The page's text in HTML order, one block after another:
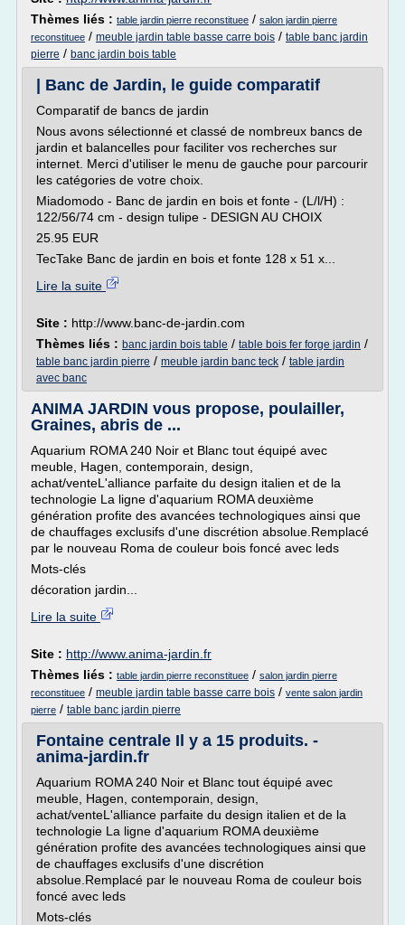
Thèmes liés : table jardin pierre reconstituee / salon jardin pierre
reconstituee / meuble jardin table basse carre bois / table banc jardin
pierre / banc jardin bois table
| Banc de Jardin, le guide comparatif
Comparatif de bancs de jardin
Nous avons sélectionné et classé de nombreux bancs de
jardin et balancelles pour faciliter vos recherches sur
internet. Merci d'utiliser le menu de gauche pour parcourir
les catégories de votre choix.
Miadomodo - Banc de jardin en bois et fonte - (L/l/H) :
122/56/74 cm - design tulipe - DESIGN AU CHOIX
25.95 EUR
TecTake Banc de jardin en bois et fonte 128 x 51 x...
Lire la suite
Site : http://www.banc-de-jardin.com
Thèmes liés : banc jardin bois table / table bois fer forge jardin /
table banc jardin pierre / meuble jardin banc teck / table jardin
avec banc
ANIMA JARDIN vous propose, poulailler,
Graines, abris de ...
Aquarium ROMA 240 Noir et Blanc tout équipé avec
meuble, Hagen, contemporain, design,
achat/venteL'alliance parfaite du design italien et de la
technologie La ligne d'aquarium ROMA deuxième
génération profite des avancées technologiques ainsi que
de chauffages exclusifs d'une discrétion absolue.Remplacé
par le nouveau Roma de couleur bois foncé avec leds
Mots-clés
décoration jardin...
Lire la suite
Site : http://www.anima-jardin.fr
Thèmes liés : table jardin pierre reconstituee / salon jardin pierre
reconstituee / meuble jardin table basse carre bois / vente salon jardin
pierre / table banc jardin pierre
Fontaine centrale Il y a 15 produits. -
anima-jardin.fr
Aquarium ROMA 240 Noir et Blanc tout équipé avec
meuble, Hagen, contemporain, design,
achat/venteL'alliance parfaite du design italien et de la
technologie La ligne d'aquarium ROMA deuxième
génération profite des avancées technologiques ainsi que
de chauffages exclusifs d'une discrétion
absolue.Remplacé par le nouveau Roma de couleur bois
foncé avec leds
Mots-clés